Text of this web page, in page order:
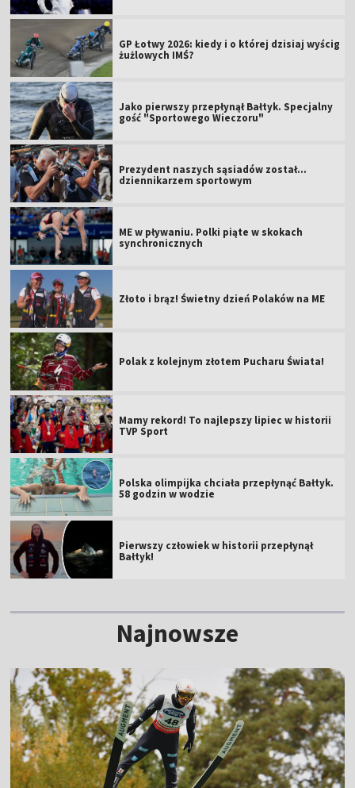
GP Łotwy 2026: kiedy i o której dzisiaj wyścig
żużlowych IMŚ?
Jako pierwszy przepłynął Bałtyk. Specjalny
gość "Sportowego Wieczoru"
Prezydent naszych sąsiadów został...
dziennikarzem sportowym
ME w pływaniu. Polki piąte w skokach
synchronicznych
Złoto i brąz! Świetny dzień Polaków na ME
Polak z kolejnym złotem Pucharu Świata!
Mamy rekord! To najlepszy lipiec w historii
TVP Sport
Polska olimpijka chciała przepłynąć Bałtyk.
58 godzin w wodzie
Pierwszy człowiek w historii przepłynął
Bałtyk!
Najnowsze